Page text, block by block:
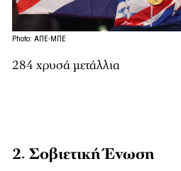
Photo: ΑΠΕ-ΜΠΕ
284 χρυσά μετάλλια
2. Σοβιετική Ένωση